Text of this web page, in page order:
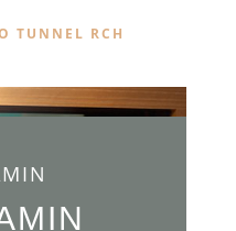
TUNNEL RCH